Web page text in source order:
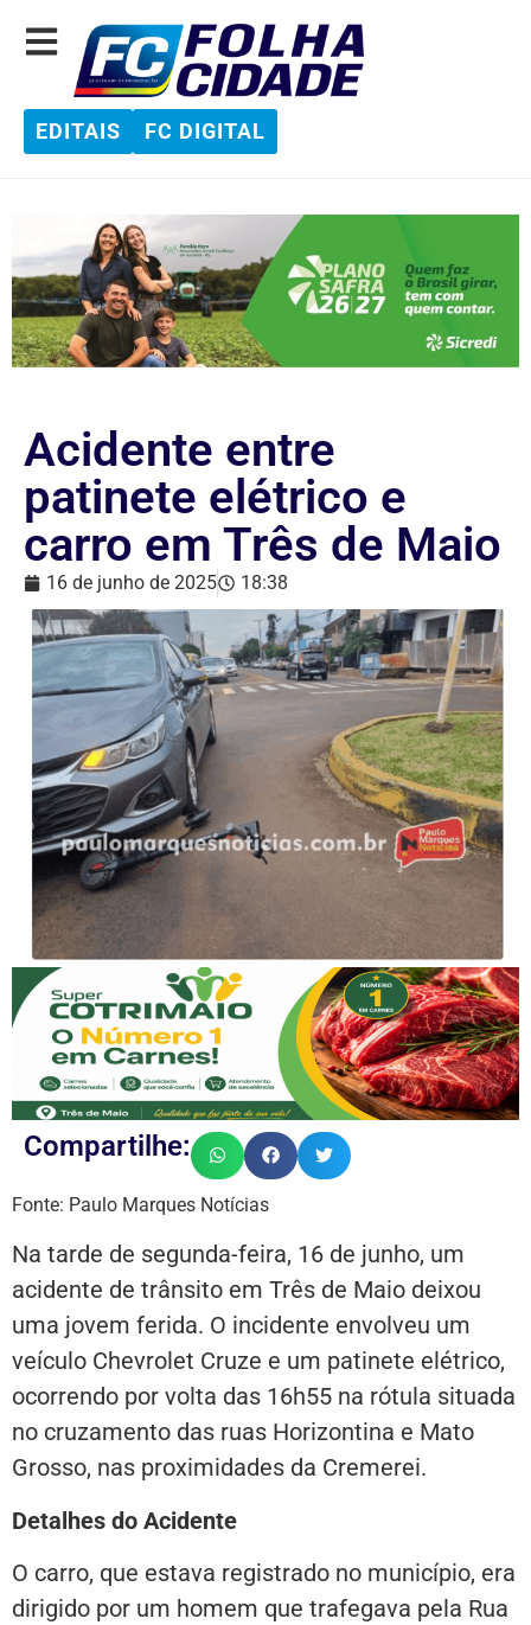
EDITAIS FC DIGITAL
Acidente entre
patinete elétrico e
carro em Três de Maio
16 de junho de 2025 18:38
Compartilhe:
Fonte: Paulo Marques Notícias
Na tarde de segunda-feira, 16 de junho, um
acidente de trânsito em Três de Maio deixou
uma jovem ferida. O incidente envolveu um
veículo Chevrolet Cruze e um patinete elétrico,
ocorrendo por volta das 16h55 na rótula situada
no cruzamento das ruas Horizontina e Mato
Grosso, nas proximidades da Cremerei.
Detalhes do Acidente
O carro, que estava registrado no município, era
dirigido por um homem que trafegava pela Rua